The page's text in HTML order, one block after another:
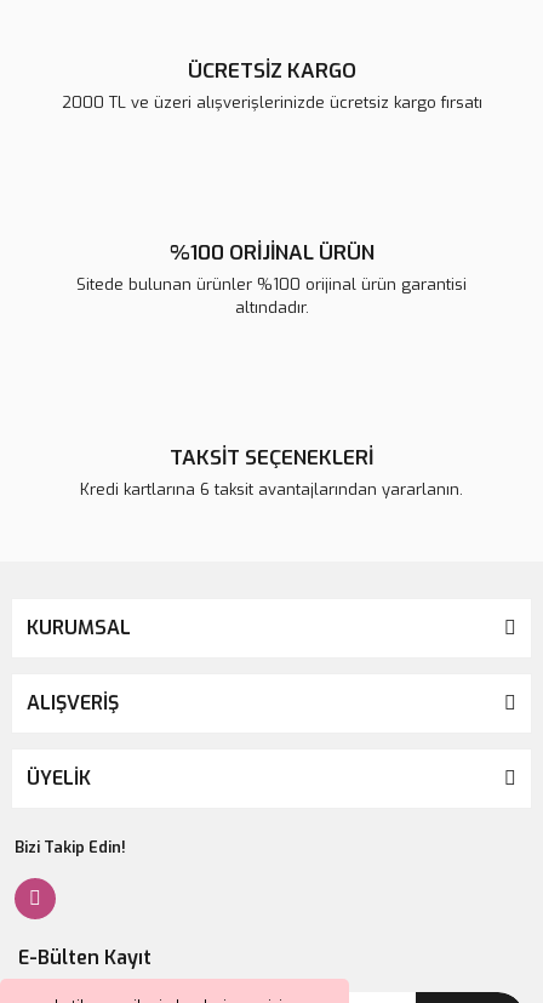
ÜCRETSİZ KARGO
2000 TL ve üzeri alışverişlerinizde ücretsiz kargo fırsatı
%100 ORİJİNAL ÜRÜN
Sitede bulunan ürünler %100 orijinal ürün garantisi
altındadır.
TAKSİT SEÇENEKLERİ
Kredi kartlarına 6 taksit avantajlarından yararlanın.
KURUMSAL
ALIŞVERİŞ
ÜYELİK
Bizi Takip Edin!
E-Bülten Kayıt